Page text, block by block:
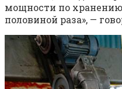
мощности по
половиной раза», —